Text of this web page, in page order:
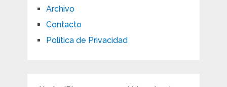
Archivo
Contacto
Política de Privacidad